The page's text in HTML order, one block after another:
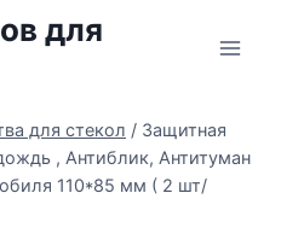
для
для стекол / Защитная
, Антиблик, Антитуман
110*85 мм ( 2 шт/